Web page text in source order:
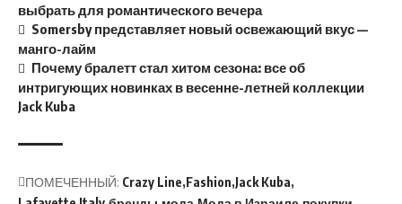
выбрать для романтического вечера
Somersby представляет новый освежающий вкус —
манго-лайм
Почему бралетт стал хитом сезона: все об
интригующих новинках в весенне-летней коллекции
Jack Kuba
ПОМЕЧЕННЫЙ: Crazy Line Fashion Jack Kuba